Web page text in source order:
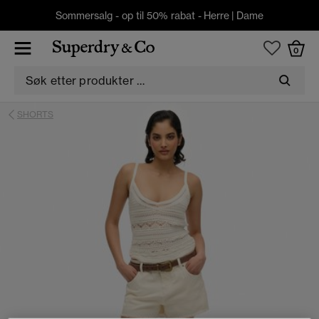
Sommersalg - op til 50% rabat - Herre | Dame
0
SHORTS